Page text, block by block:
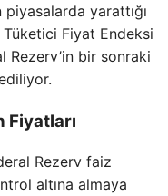
yarattığı
Fiyat Endeksi
Rezerv’in bir sonraki
Fiyatları
Rezerv faiz
altına almaya